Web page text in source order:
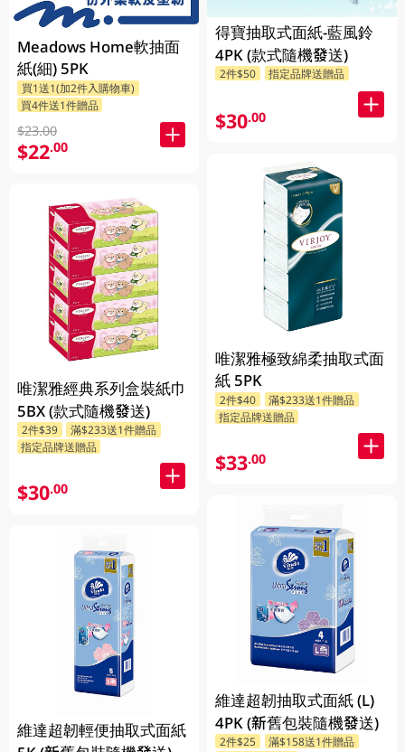
Meadows Home軟抽面
紙(細) 5PK
買1送1(加2件入購物車)
買4件送1件贈品
$23.00
$22.00
唯潔雅經典系列盒裝紙巾
5BX (款式隨機發送)
2件$39
滿$233送1件贈品
指定品牌送贈品
$30.00
維達超韌輕便抽取式面紙
得寶抽取式面紙-藍風鈴
4PK (款式隨機發送)
2件$50 指定品牌送贈品
$30.00
唯潔雅極致綿柔抽取式面
紙 5PK
2件$40
滿$233送1件贈品
指定品牌送贈品
$33.00
維達超韌抽取式面紙 (L)
4PK (新舊包裝隨機發送)
2件$25
滿$158送1件贈品